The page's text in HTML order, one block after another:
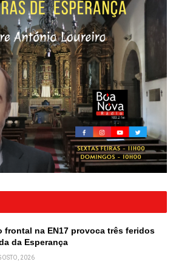
frontal na EN17 provoca três feridos
da Esperança
2026